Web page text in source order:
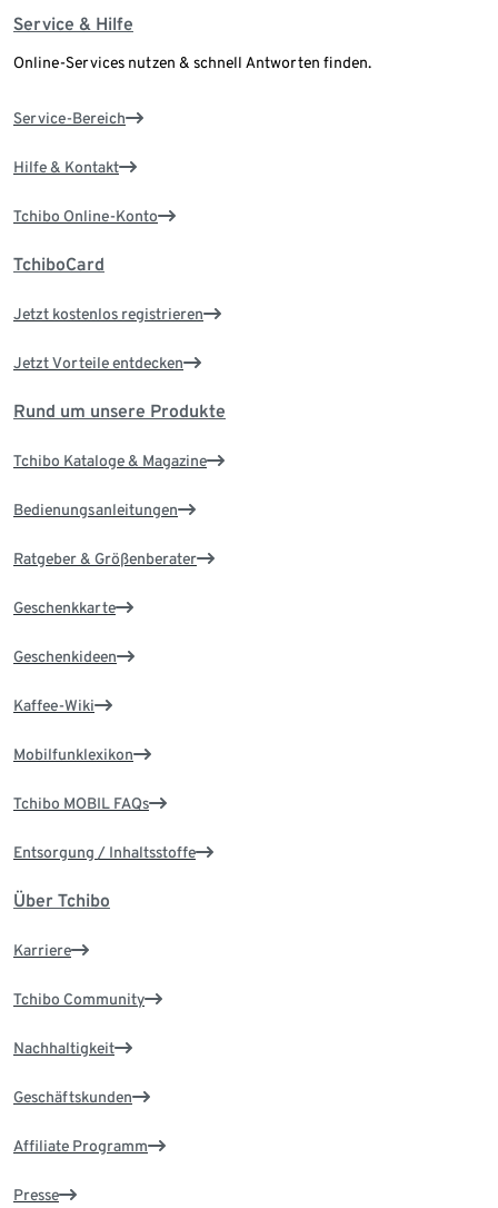
Service & Hilfe
Online-Services nutzen & schnell Antworten finden.
Service-Bereich
Hilfe & Kontakt
Tchibo Online-Konto
TchiboCard
Jetzt kostenlos registrieren
Jetzt Vorteile entdecken
Rund um unsere Produkte
Tchibo Kataloge & Magazine
Bedienungsanleitungen
Ratgeber & Größenberater
Geschenkkarte
Geschenkideen
Kaffee-Wiki
Mobilfunklexikon
Tchibo MOBIL FAQs
Entsorgung / Inhaltsstoffe
Über Tchibo
Karriere
Tchibo Community
Nachhaltigkeit
Geschäftskunden
Affiliate Programm
Presse